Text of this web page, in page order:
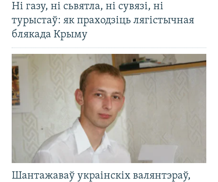
Ні газу, ні сьвятла, ні сувязі, ні
турыстаў: як праходзіць лягістычная
блякада Крыму
Шантажаваў украінскіх валянтэраў,